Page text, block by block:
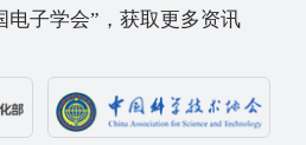
电子学会”，获取更多资讯